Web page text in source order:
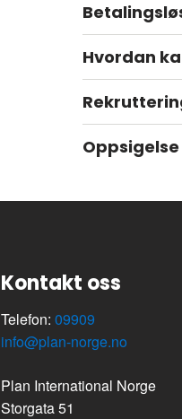
Hvordan
Kontakt oss
Telefon: 09909
info@plan-norge.no
Plan International Norge
Storgata 51